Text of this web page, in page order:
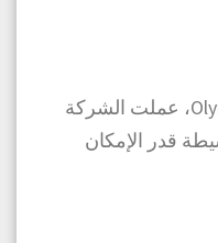
مثل معظم الأشياء Olymp Trade، عملت الشركة
قدر الإمكان